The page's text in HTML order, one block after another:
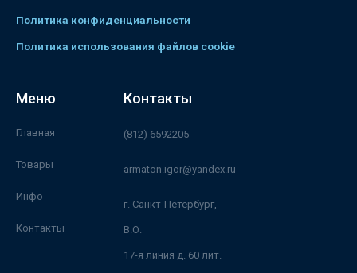
Политика конфиденциальности
Политика использования файлов cookie
Меню
Главная
Товары
Инфо
Контакты
Контакты
(812) 6592205
armaton.igor@yandex.ru
г. Санкт-Петербург,
В.О.
17-я линия д. 60 лит.